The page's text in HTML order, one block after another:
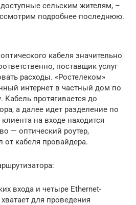
доступные сельским жителям, –
подробнее последнюю.
кабеля значительно
поставщик услуг
расходы. «Ростелеком»
интернет в частный дом по
протягивается до
а далее идет разделение по
на входе находится
— оптический роутер,
от кабеля провайдера.
входа и четыре Ethernet-
для проведения